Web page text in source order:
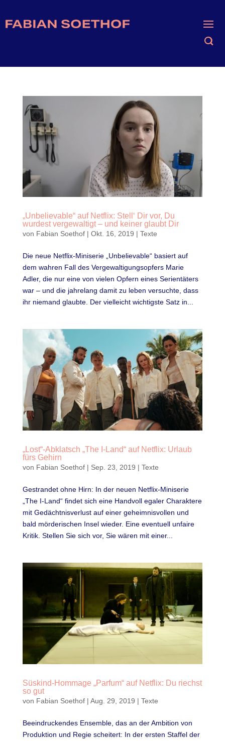
„Unbelievable“ auf Netflix: Stell‘ Dir vor, Du
wurdest vergewaltigt – und keiner glaubt Dir
von Fabian Soethof| Okt. 16, 2019 | Texte
Die neue Netflix-Miniserie „Unbelievable“ basiert auf
dem wahren Fall des Vergewaltigungsopfers Marie
Adler, die nur eine von vielen Opfern eines Serientäters
war – und die jahrelang damit zu leben versuchte, dass
ihr niemand glaubte. Der vielleicht wichtigste Satz in...
„Lost“-Abklatsch „The I-Land“ auf Netflix: Urlaub
fürs Gehirn
von Fabian Soethof| Sep. 23, 2019 | Texte
Gestrandet ohne Hirn: In der neuen Netflix-Miniserie
„The I-Land“ findet sich eine Handvoll egaler Charaktere
mit Gedächtnisverlust auf einer geheimnisvollen und
bald mörderischen Insel wieder. Eine eventuell unfaire
Kritik. Stellen Sie sich vor, Sie wären mit einer...
Süskind-Hommage „Parfum“ auf Netflix: Du riechst
so gut
von Fabian Soethof| Aug. 29, 2019 | Texte
Beeindruckendes Ensemble, das an der Ambition von
Produktion und Regie scheitert: In der ersten Staffel der